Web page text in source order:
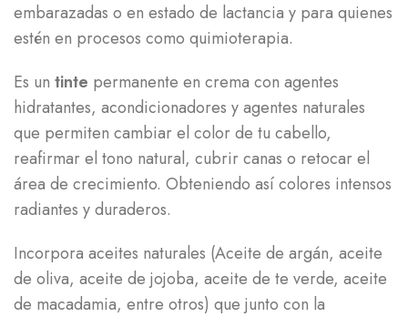
embarazadas o en estado de lactancia y para quienes
estén en procesos como quimioterapia.
Es un tinte permanente en crema con agentes
hidratantes, acondicionadores y agentes naturales
que permiten cambiar el color de tu cabello,
reafirmar el tono natural, cubrir canas o retocar el
área de crecimiento. Obteniendo así colores intensos
radiantes y duraderos.
Incorpora aceites naturales (Aceite de argán, aceite
de oliva, aceite de jojoba, aceite de te verde, aceite
de macadamia, entre otros) que junto con la